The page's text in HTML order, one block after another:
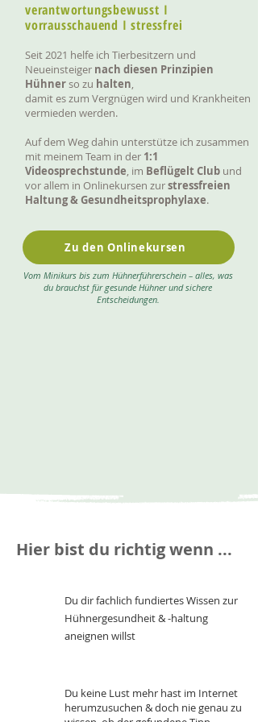
verantwortungsbewusst I
vorrausschauend I stressfrei
Seit 2021 helfe ich Tierbesitzern und
Neueinsteiger nach diesen Prinzipien
Hühnerso zu halten,
damit es zum Vergnügen wird und Krankheiten
vermieden werden.
Auf dem Weg dahin unterstütze ich zusammen
mit meinem Team in der 1:1
Videosprechstunde, im Beflügelt Club und
vor allem in Onlinekursen zurstressfreien
Haltung &Gesundheitsprophylaxe.
Zu den Onlinekursen
Vom Minikurs bis zum Hühnerführerschein – alles, was
du brauchst für gesunde Hühner und sichere
Entscheidungen.
Hier bist du richtig wenn ...
Du dir fachlich fundiertes Wissen zur
Hühnergesundheit & -haltung
aneignen willst
Du keine Lust mehr hast im Internet
herumzusuchen & doch nie genau zu